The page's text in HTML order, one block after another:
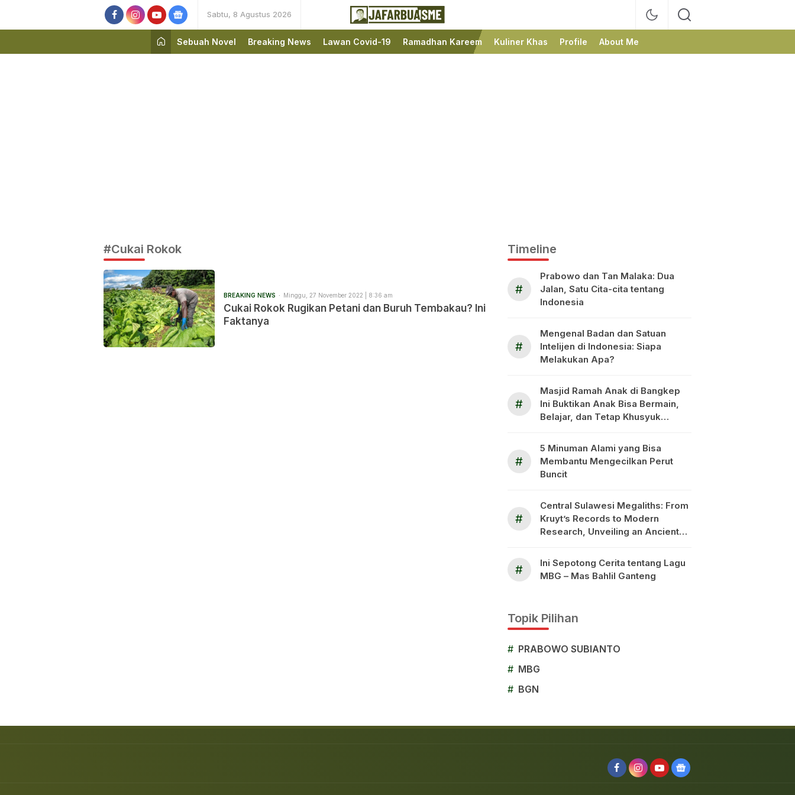
Sabtu, 8 Agustus 2026
JafarBua
Ini bukan Media Online,
Ini Jafarbuaisme.com
Sebuah Novel
Breaking News Lawan Covid-19 Ramadhan Kareem Kuliner Khas Profile About Me
#Cukai Rokok
BREAKING NEWS Minggu, 27 November 2022 | 8:36 am
Cukai Rokok Rugikan Petani dan Buruh Tembakau? Ini
Faktanya
Timeline
#
Prabowo dan Tan Malaka: Dua
Jalan, Satu Cita-cita tentang
Indonesia
#
Mengenal Badan dan Satuan
Intelijen di Indonesia: Siapa
Melakukan Apa?
#
Masjid Ramah Anak di Bangkep
Ini Buktikan Anak Bisa Bermain,
Belajar, dan Tetap Khusyuk
#
5 Minuman Alami yang Bisa
Membantu Mengecilkan Perut
Buncit
#
Central Sulawesi Megaliths: From
Kruyt’s Records to Modern
Research, Unveiling an Ancient
Sulawesi
#
Ini Sepotong Cerita tentang Lagu
MBG – Mas Bahlil Ganteng
Topik Pilihan
# PRABOWO SUBIANTO
# MBG
# BGN